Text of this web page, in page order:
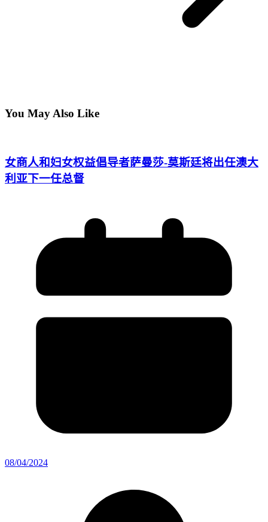
You May Also Like
女商人和妇女权益倡导者萨曼莎-莫斯廷将出任澳大
利亚下一任总督
08/04/2024